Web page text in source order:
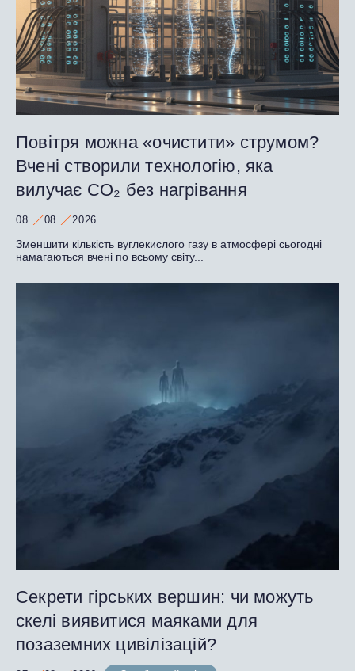
Повітря можна «очистити» струмом?
Вчені створили технологію, яка
вилучає CO₂ без нагрівання
08 08 2026
Зменшити кількість вуглекислого газу в атмосфері сьогодні
намагаються вчені по всьому світу...
Секрети гірських вершин: чи можуть
скелі виявитися маяками для
позаземних цивілізацій?